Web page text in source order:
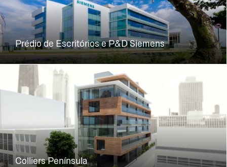
Prédio de Escritórios e P&D Siemens
Colliers Península